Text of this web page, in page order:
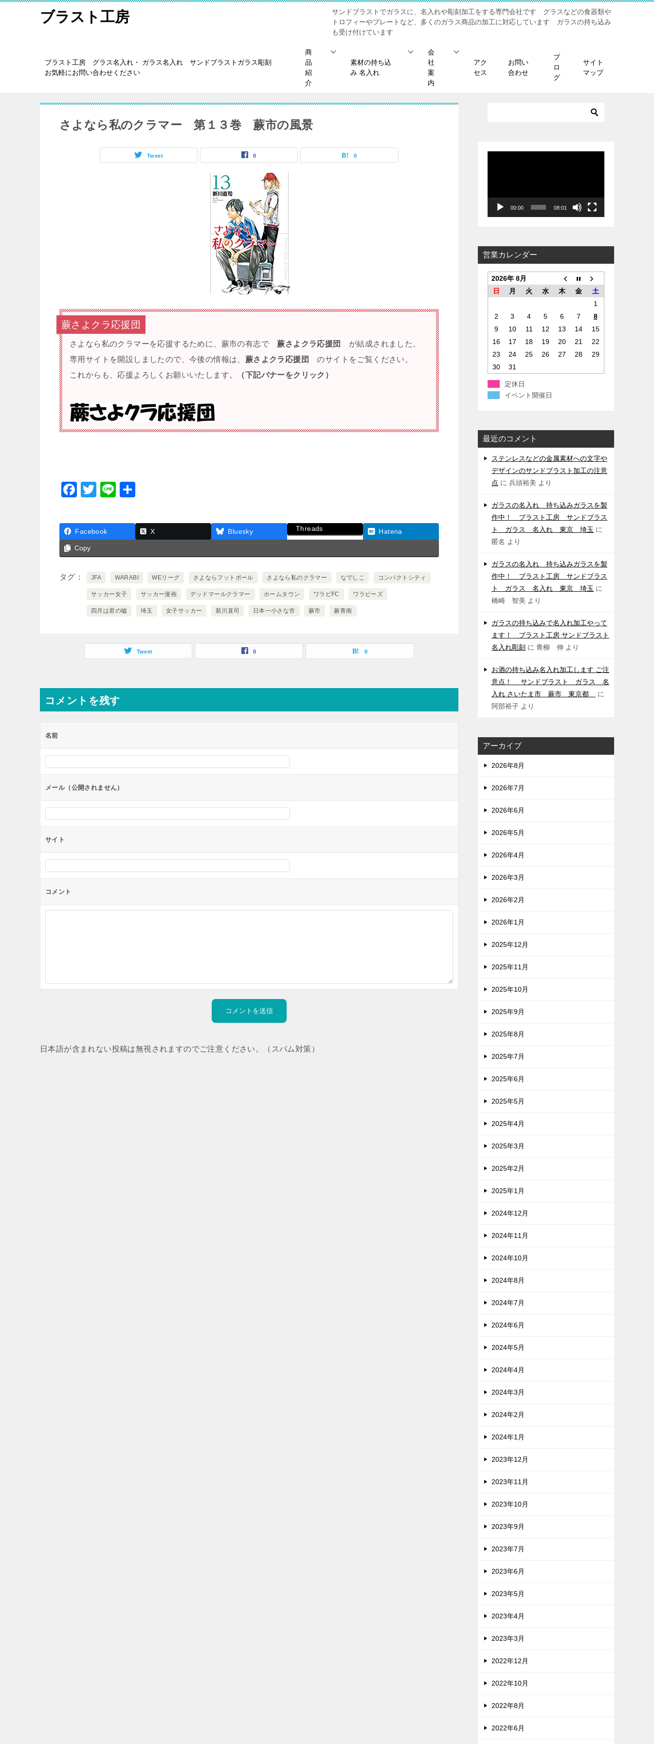
ブラスト工房
サンドブラストでガラスに、名入れや彫刻加工をする専門会社です グラスなどの食器類や
トロフィーやプレートなど、多くのガラス商品の加工に対応しています ガラスの持ち込み
も受け付けています
ブラスト工房 グラス名入れ・ ガラス名入れ サンドブラストガラス彫刻
お気軽にお問い合わせください
商
品
紹
介
素材の持ち込
み 名入れ
会
社
案
内
アク
セス
お問い
合わせ
ブ
ロ
グ
サイト
マップ
さよなら私のクラマー 第１３巻 蕨市の風景
Tweet 0 0
蕨さよクラ応援団
さよなら私のクラマーを応援するために、蕨市の有志で蕨さよクラ応援団
が結成されました。
専用サイトを開設しましたので、今後の情報は、 蕨さよクラ応援団のサイトをご覧ください。
これからも、応援よろしくお願いいたします。
（下記バナーをクリック）
F
c
e
b
o
T
tt
er
Li
e
Facebook X Bluesky Threads Hatena
Copy
タグ JFA WARABI WEリーグ さよならフットボール さよなら私のクラマー なでしこ コンパクトシティ
サッカー女子 サッカー漫画 デッドマールクラマー ホームタウン ワラビFC ワラビーズ
四月は君の嘘 埼玉 女子サッカー 新川直司 日本一小さな市 蕨市 蕨青南
Tweet 0 0
コメントを残す
名前
メール（公開されません）
サイト
コメント
日本語が含まれない投稿は無視されますのでご注意ください。（スパム対策）
ヤ
00:00 08:01
営業カレンダー
2026年 8月
日
月 火 水 木 金
土
1
2
3 4 5 6 7
8
9
10 11 12 13 14
15
16
17 18 19 20 21
22
23
24 25 26 27 28
29
30
31
定休日
イベント開催日
最近のコメント
ステンレスなどの金属素材への文字や
デザインのサンドブラスト加工の注意
点 に 兵頭裕美 より
ガラスの名入れ 持ち込みガラスを製
作中！ ブラスト工房 サンドブラス
ト ガラス 名入れ 東京 埼玉 に
匿名 より
ガラスの名入れ 持ち込みガラスを製
作中！ ブラスト工房 サンドブラス
ト ガラス 名入れ 東京 埼玉 に
橋崎 智美 より
ガラスの持ち込みで名入れ加工やって
ます！ ブラスト工房 サンドブラスト
名入れ彫刻 に 青柳 伸 より
お酒の持ち込み名入れ加工します ご注
意点！ サンドブラスト ガラス 名
入れ さいたま市 蕨市 東京都
に
阿部裕子 より
アーカイブ
2026年8月
2026年7月
2026年6月
2026年5月
2026年4月
2026年3月
2026年2月
2026年1月
2025年12月
2025年11月
2025年10月
2025年9月
2025年8月
2025年7月
2025年6月
2025年5月
2025年4月
2025年3月
2025年2月
2025年1月
2024年12月
2024年11月
2024年10月
2024年8月
2024年7月
2024年6月
2024年5月
2024年4月
2024年3月
2024年2月
2024年1月
2023年12月
2023年11月
2023年10月
2023年9月
2023年7月
2023年6月
2023年5月
2023年4月
2023年3月
2022年12月
2022年10月
2022年8月
2022年6月